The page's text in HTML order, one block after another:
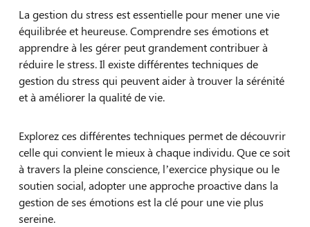
La gestion du stress est essentielle pour mener une vie
équilibrée et heureuse. Comprendre ses émotions et
apprendre à les gérer peut grandement contribuer à
réduire le stress. Il existe différentes techniques de
gestion du stress qui peuvent aider à trouver la sérénité
et à améliorer la qualité de vie.
Explorez ces différentes techniques permet de découvrir
celle qui convient le mieux à chaque individu. Que ce soit
à travers la pleine conscience, l’exercice physique ou le
soutien social, adopter une approche proactive dans la
gestion de ses émotions est la clé pour une vie plus
sereine.